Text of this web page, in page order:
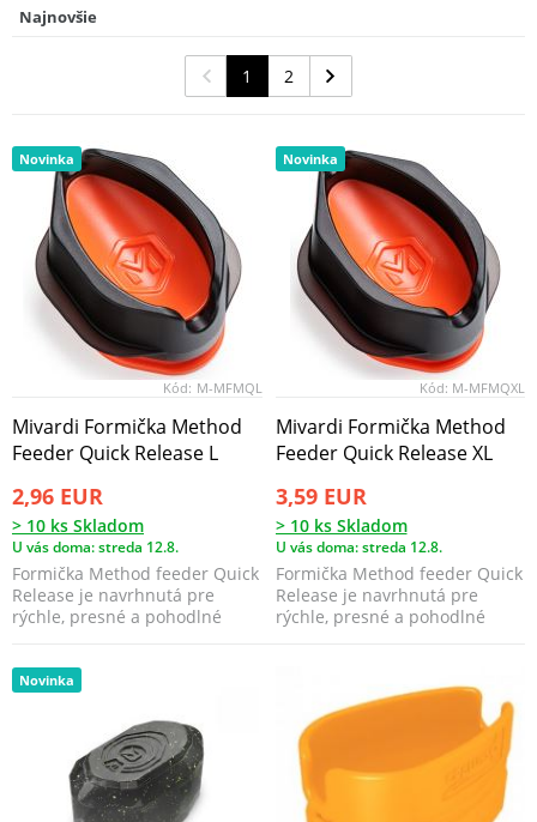
1,44 EUR
Najnovšie
1 2
Novinka
Kód: M-MFMQL
Mivardi Formička Method
Feeder Quick Release L
2,96 EUR
> 10 ks Skladom
U vás doma: streda 12.8.
Formička Method feeder Quick
Release je navrhnutá pre
rýchle, presné a pohodlné
Novinka
Kód: M-MFMQXL
Mivardi Formička Method
Feeder Quick Release XL
3,59 EUR
> 10 ks Skladom
U vás doma: streda 12.8.
Formička Method feeder Quick
Release je navrhnutá pre
rýchle, presné a pohodlné
Novinka